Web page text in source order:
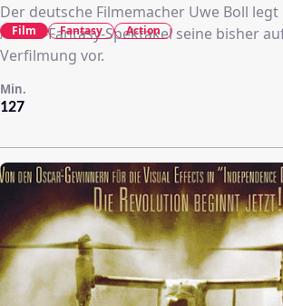
Der deutsche Filmemacher Uwe Boll
Action-Fantasy-Spektakel seine bisher
Verfilmung vor.
127
Min.
Film Fantasy Action